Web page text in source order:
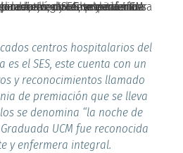
centros hospitalarios del
es el SES, este cuenta con un
y reconocimientos llamado
de premiación que se lleva
se denomina “la noche de
UCM fue reconocida
y enfermera integral.